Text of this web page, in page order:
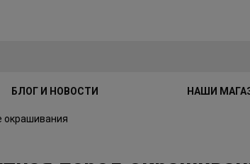
БЛОГ И НОВОСТИ НАШИ
окрашивания